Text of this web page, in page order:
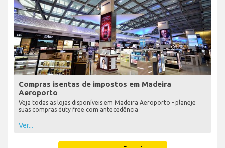
Compras isentas de impostos em Madeira
Aeroporto
Veja todas as lojas disponíveis em Madeira Aeroporto - planeje
suas compras duty free com antecedência
Ver...